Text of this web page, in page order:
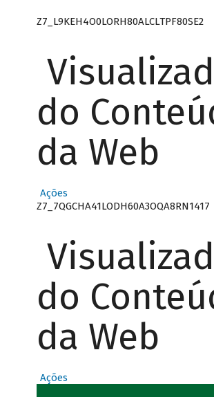
Z7_L9KEH4O0LORH80ALCLTPF80SE2
do
da Web
Ações
Z7_7QGCHA41LODH60A3OQA8RN1417
do
da Web
Ações